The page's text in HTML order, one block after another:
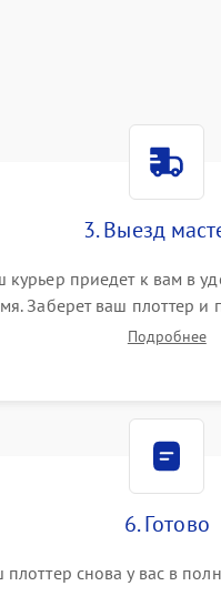
3. Выезд
курьер приедет к вам в
Заберет ваш плоттер и
Подробнее
6. Готово
плоттер снова у вас в